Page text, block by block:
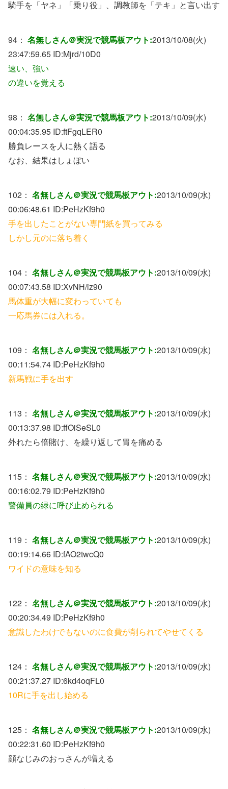
騎手を「ヤネ」「乗り役」、調教師を「テキ」と言い出す
94： 名無しさん＠実況で競馬板アウト:2013/10/08(火)
23:47:59.65 ID:Mjrd/10D0
速い、強い
の違いを覚える
98： 名無しさん＠実況で競馬板アウト:2013/10/09(水)
00:04:35.95 ID:ftFgqLER0
勝負レースを人に熱く語る
なお、結果はしょぼい
102： 名無しさん＠実況で競馬板アウト:2013/10/09(水)
00:06:48.61 ID:PeHzKf9h0
手を出したことがない専門紙を買ってみる
しかし元のに落ち着く
104： 名無しさん＠実況で競馬板アウト:2013/10/09(水)
00:07:43.58 ID:XvNH/iz90
馬体重が大幅に変わっていても
一応馬券には入れる。
109： 名無しさん＠実況で競馬板アウト:2013/10/09(水)
00:11:54.74 ID:PeHzKf9h0
新馬戦に手を出す
113： 名無しさん＠実況で競馬板アウト:2013/10/09(水)
00:13:37.98 ID:ffOiSeSL0
外れたら倍賭け、を繰り返して胃を痛める
115： 名無しさん＠実況で競馬板アウト:2013/10/09(水)
00:16:02.79 ID:PeHzKf9h0
警備員の緑に呼び止められる
119： 名無しさん＠実況で競馬板アウト:2013/10/09(水)
00:19:14.66 ID:fAO2twcQ0
ワイドの意味を知る
122： 名無しさん＠実況で競馬板アウト:2013/10/09(水)
00:20:34.49 ID:PeHzKf9h0
意識したわけでもないのに食費が削られてやせてくる
124： 名無しさん＠実況で競馬板アウト:2013/10/09(水)
00:21:37.27 ID:6kd4oqFL0
10Rに手を出し始める
125： 名無しさん＠実況で競馬板アウト:2013/10/09(水)
00:22:31.60 ID:PeHzKf9h0
顔なじみのおっさんが増える